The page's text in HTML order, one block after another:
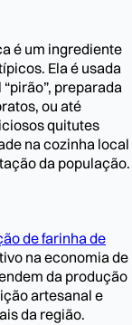
é um ingrediente
Ela é usada
preparada
ou até
quitutes
na cozinha local
da população.
de farinha de
na economia de
da produção
artesanal e
da região.